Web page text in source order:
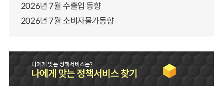
2026년 7월 수출입 동향
2026년 7월 소비자물가동향